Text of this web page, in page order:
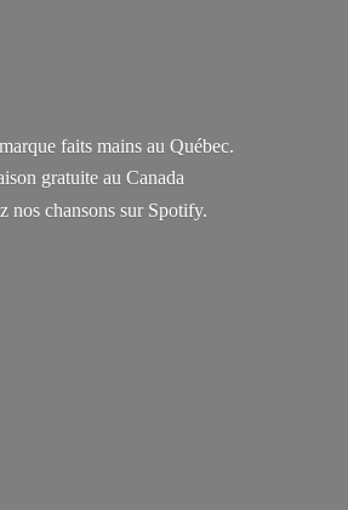
faits mains au Québec.
gratuite au Canada
nos chansons sur Spotify.